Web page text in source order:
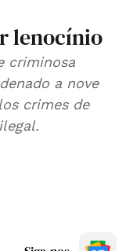
lenocínio
criminosa
a nove
crimes de